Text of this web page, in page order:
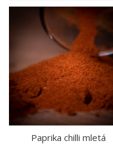
Paprika chilli mletá